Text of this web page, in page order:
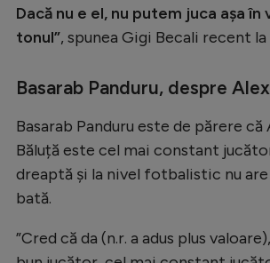
Creează cont
Dacă nu e el, nu putem juca așa în
tonul”, spunea Gigi Becali recent la
Basarab Panduru, despre
Basarab Panduru este de părere că
Băluță este cel mai constant
dreaptă și la nivel fotbalistic nu are
bată.
”Cred că da (n.r. a adus plus